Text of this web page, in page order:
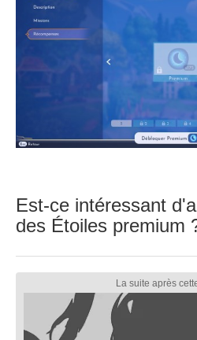
Est-ce intéressant
des Étoiles premium